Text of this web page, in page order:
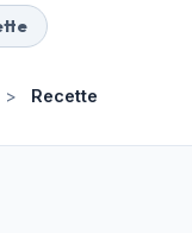
> Recette